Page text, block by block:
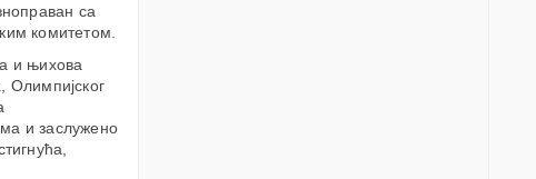
са
комитетом.
и њихова
Олимпијског
и заслужено